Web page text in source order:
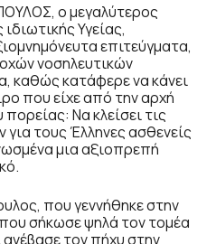
ο μεγαλύτερος
Υγείας,
επιτεύγματα,
νοσηλευτικών
καθώς κατάφερε να κάνει
που είχε από την αρχή
Να κλείσει τις
τους Έλληνες ασθενείς
μια αξιοπρεπή
που γεννήθηκε στην
σήκωσε ψηλά τον τομέα
ανέβασε τον πήχυ στην